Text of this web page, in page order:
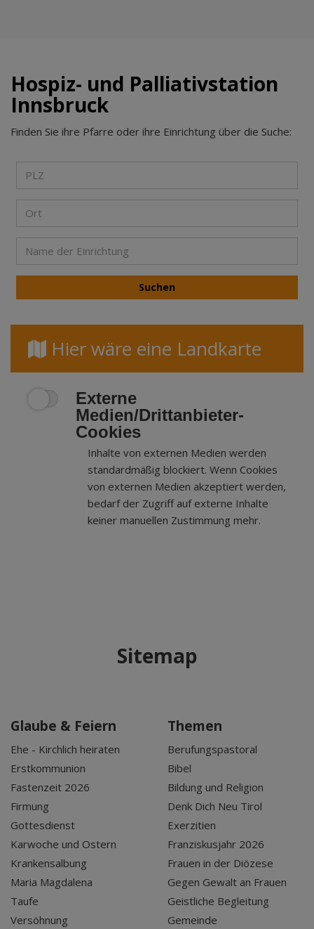
Hospiz- und Palliativstation
Innsbruck
Finden Sie ihre Pfarre oder ihre Einrichtung über die Suche:
Hier wäre eine Landkarte
Externe
Medien/Drittanbieter-
Cookies
Inhalte von externen Medien werden
standardmäßig blockiert. Wenn Cookies
von externen Medien akzeptiert werden,
bedarf der Zugriff auf externe Inhalte
keiner manuellen Zustimmung mehr.
Sitemap
Glaube & Feiern
Ehe - Kirchlich heiraten
Erstkommunion
Fastenzeit 2026
Firmung
Gottesdienst
Karwoche und Ostern
Krankensalbung
Maria Magdalena
Taufe
Versöhnung
Themen
Berufungspastoral
Bibel
Bildung und Religion
Denk Dich Neu Tirol
Exerzitien
Franziskusjahr 2026
Frauen in der Diözese
Gegen Gewalt an Frauen
Geistliche Begleitung
Gemeinde